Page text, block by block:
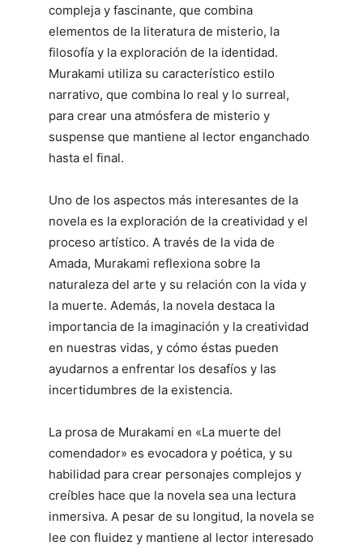
compleja y fascinante, que combina
elementos de la literatura de misterio, la
filosofía y la exploración de la identidad.
Murakami utiliza su característico estilo
narrativo, que combina lo real y lo surreal,
para crear una atmósfera de misterio y
suspense que mantiene al lector enganchado
hasta el final.
Uno de los aspectos más interesantes de la
novela es la exploración de la creatividad y el
proceso artístico. A través de la vida de
Amada, Murakami reflexiona sobre la
naturaleza del arte y su relación con la vida y
la muerte. Además, la novela destaca la
importancia de la imaginación y la creatividad
en nuestras vidas, y cómo éstas pueden
ayudarnos a enfrentar los desafíos y las
incertidumbres de la existencia.
La prosa de Murakami en «La muerte del
comendador» es evocadora y poética, y su
habilidad para crear personajes complejos y
creíbles hace que la novela sea una lectura
inmersiva. A pesar de su longitud, la novela se
lee con fluidez y mantiene al lector interesado